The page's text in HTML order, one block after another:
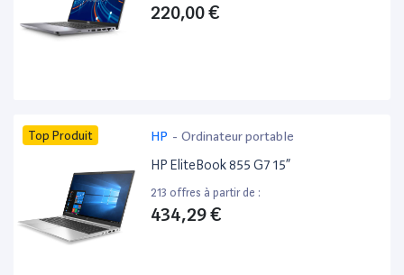
220,00 €
Top Produit HP - Ordinateur portable
HP EliteBook 855 G7 15”
213 offres à partir de :
434,29 €